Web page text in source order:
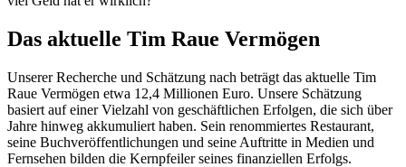
Das aktuelle Tim Raue Vermögen
Unserer Recherche und Schätzung nach beträgt das aktuelle Tim
Raue Vermögen etwa 12,4 Millionen Euro. Unsere Schätzung
basiert auf einer Vielzahl von geschäftlichen Erfolgen, die sich über
Jahre hinweg akkumuliert haben. Sein renommiertes Restaurant,
seine Buchveröffentlichungen und seine Auftritte in Medien und
Fernsehen bilden die Kernpfeiler seines finanziellen Erfolgs.